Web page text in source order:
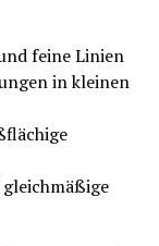
feine Linien
in kleinen